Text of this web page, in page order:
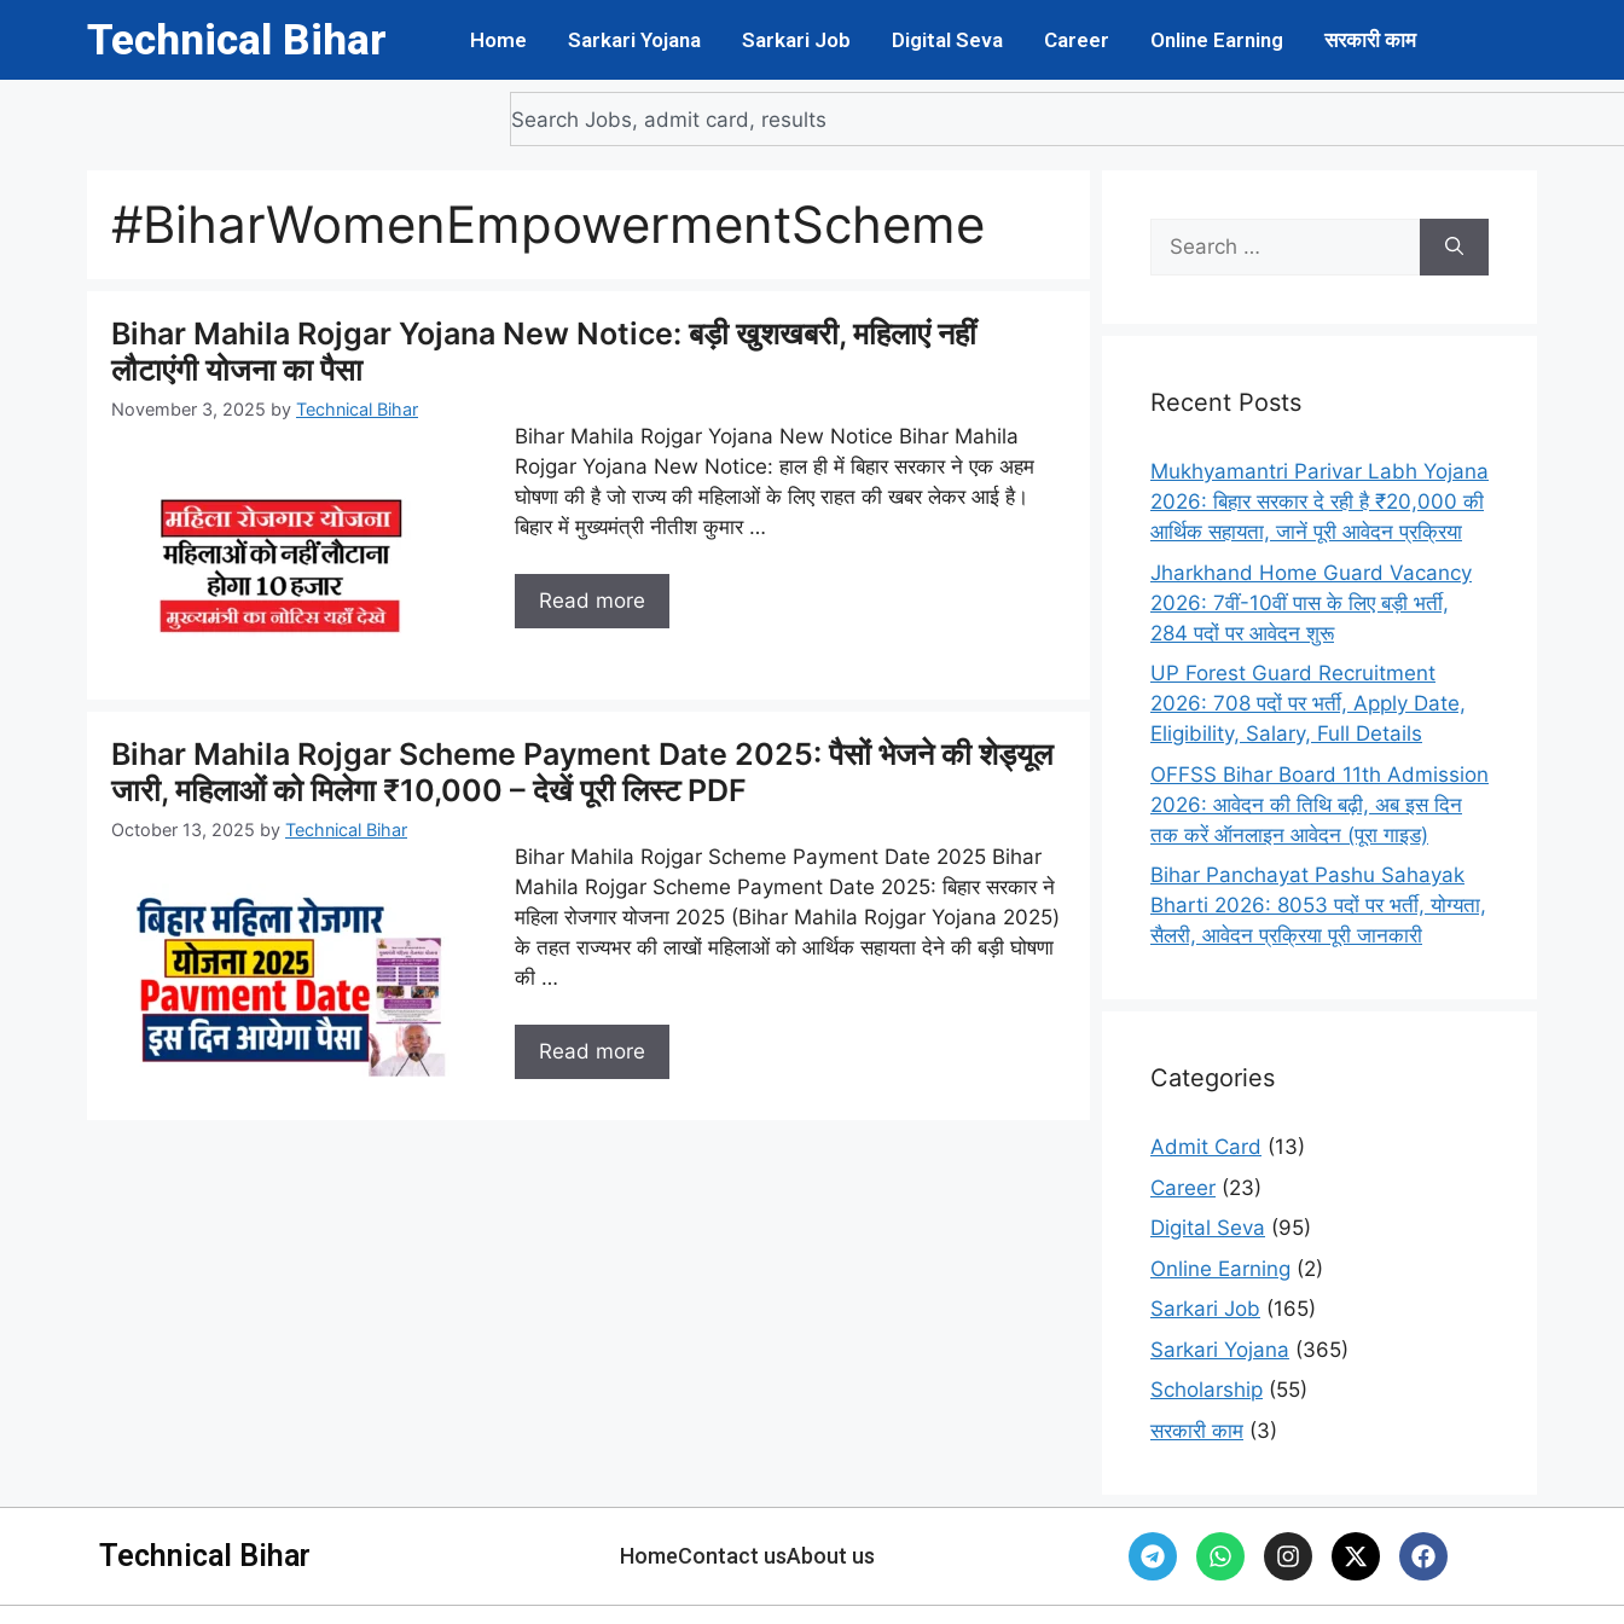
Technical Bihar Home Sarkari Yojana Sarkari Job Digital Seva Career Online Earning सरकारी काम
#BiharWomenEmpowermentScheme
Bihar Mahila Rojgar Yojana New Notice: बड़ी खुशखबरी, महिलाएं नहीं
लौटाएंगी योजना का पैसा
November 3, 2025 by Technical Bihar
Bihar Mahila Rojgar Yojana New Notice Bihar Mahila
Rojgar Yojana New Notice: हाल ही में बिहार सरकार ने एक अहम
घोषणा की है जो राज्य की महिलाओं के लिए राहत की खबर लेकर आई है।
बिहार में मुख्यमंत्री नीतीश कुमार …
Read more
Bihar Mahila Rojgar Scheme Payment Date 2025: पैसों भेजने की शेड्यूल
जारी, महिलाओं को मिलेगा ₹10,000 – देखें पूरी लिस्ट PDF
October 13, 2025 by Technical Bihar
Bihar Mahila Rojgar Scheme Payment Date 2025 Bihar
Mahila Rojgar Scheme Payment Date 2025: बिहार सरकार ने
महिला रोजगार योजना 2025 (Bihar Mahila Rojgar Yojana 2025)
के तहत राज्यभर की लाखों महिलाओं को आर्थिक सहायता देने की बड़ी घोषणा
की …
Read more
Recent Posts
Mukhyamantri Parivar Labh Yojana
2026: बिहार सरकार दे रही है ₹20,000 की
आर्थिक सहायता, जानें पूरी आवेदन प्रक्रिया
Jharkhand Home Guard Vacancy
2026: 7वीं-10वीं पास के लिए बड़ी भर्ती,
284 पदों पर आवेदन शुरू
UP Forest Guard Recruitment
2026: 708 पदों पर भर्ती, Apply Date,
Eligibility, Salary, Full Details
OFFSS Bihar Board 11th Admission
2026: आवेदन की तिथि बढ़ी, अब इस दिन
तक करें ऑनलाइन आवेदन (पूरा गाइड)
Bihar Panchayat Pashu Sahayak
Bharti 2026: 8053 पदों पर भर्ती, योग्यता,
सैलरी, आवेदन प्रक्रिया पूरी जानकारी
Categories
Admit Card (13)
Career (23)
Digital Seva (95)
Online Earning (2)
Sarkari Job (165)
Sarkari Yojana (365)
Scholarship (55)
सरकारी काम (3)
Technical Bihar HomeContact usAbout us